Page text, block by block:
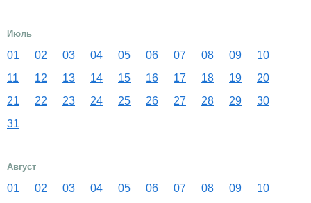
Июль
01 02 03 04 05 06 07 08 09
10
11
12 13 14 15 16 17 18 19
20
21
22 23 24 25 26 27 28 29
30
31
Август
01 02 03 04 05 06 07 08 09
10